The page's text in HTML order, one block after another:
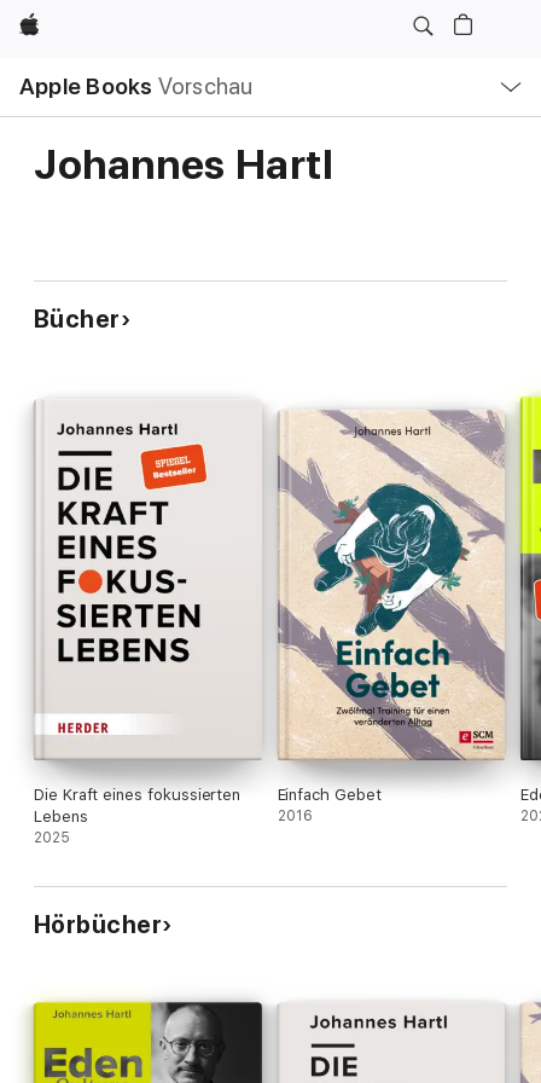
Apple
Apple Books Vorschau
Navigation
Menü
öffnen
Johannes Hartl
Bücher
Die Kraft eines fokussierten
Lebens
2025
Einfach Gebet
2016
Hörbücher